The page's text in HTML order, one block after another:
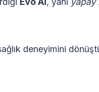
deneyimini